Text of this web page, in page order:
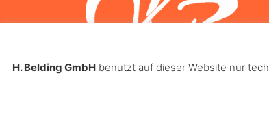
H. Belding GmbH benutzt auf dieser Website nur